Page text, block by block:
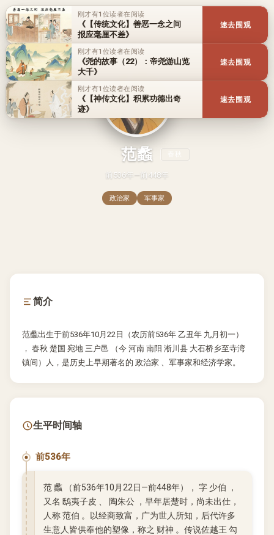
范蠡
前536年—前448年
政治家 军事家
简介
范蠡出生于前536年10月22日（农历前536年 乙丑年 九月初一）
， 春秋 楚国 宛地 三户邑 （今 河南 南阳 淅川县 大石桥乡至寺湾
镇间）人，是历史上早期著名的 政治家 、军事家和经济学家。
生平时间轴
前536年
范 蠡 （前536年10月22日—前448年）， 字 少伯 ，
又名 鸱夷子皮 、 陶朱公 ，早年居楚时，尚未出仕，
人称 范伯 。以经商致富，广为世人所知，后代许多
生意人皆供奉他的塑像，称之 财神 。传说佐越王 勾
刚才有1位读者在阅读
《【传统文化】善恶一念之间
报应毫厘不差》
速去围观
刚才有1位读者在阅读
《尧的故事（22）：帝尧游山览
大千》
速去围观
刚才有1位读者在阅读
《【神传文化】积累功德出奇
迹》
速去围观